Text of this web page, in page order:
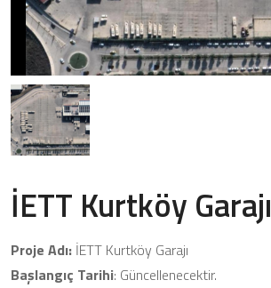
İETT Kurtköy Garajı
Proje Adı: İETT Kurtköy Garajı
Başlangıç Tarihi: Güncellenecektir.